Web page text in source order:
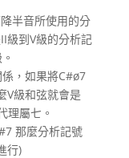
半音所使用的分
級到V級的分析記
，如果將C#ø7
V級和弦就會是
理屬七。
那麼分析記號
行)